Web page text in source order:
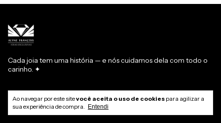
Ao navegar por este sitevocê aceita o uso de cookies para agilizar a
sua experiência de compra.
Entendi
Cada joia tem uma história — e nós cuidamos dela com todo o
carinho. ✦